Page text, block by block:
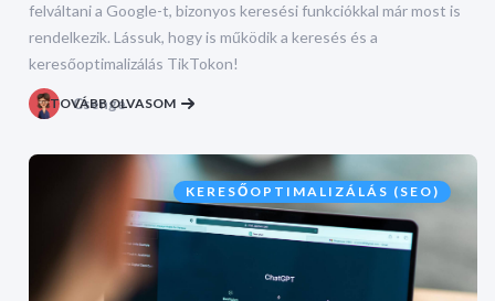
felváltani a Google-t, bizonyos keresési funkciókkal már most is
rendelkezik. Lássuk, hogy is működik a keresés és a
keresőoptimalizálás TikTokon!
Csenge
TOVÁBB OLVASOM
KERESŐOPTIMALIZÁLÁS (SEO)